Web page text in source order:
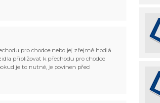
pro chodce nebo jej zřejmě hodlá
přibližovat k přechodu pro chodce
je to nutné, je povinen před